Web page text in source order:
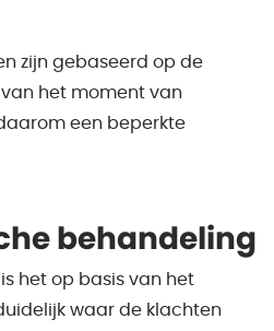
zijn gebaseerd op de
het moment van
een beperkte
behandeling
het op basis van het
waar de klachten